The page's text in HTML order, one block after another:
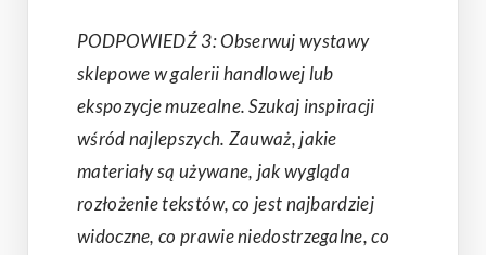
PODPOWIEDŹ 3: Obserwuj wystawy
sklepowe w galerii handlowej lub
ekspozycje muzealne. Szukaj inspiracji
wśród najlepszych. Zauważ, jakie
materiały są używane, jak wygląda
rozłożenie tekstów, co jest najbardziej
widoczne, co prawie niedostrzegalne, co